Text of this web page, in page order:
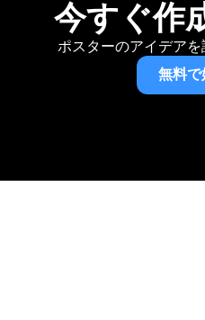
今すぐ作
ポスターのアイデアを
無料で